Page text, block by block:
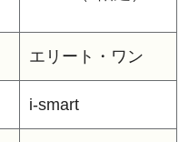
エリート・ワン
i-smart